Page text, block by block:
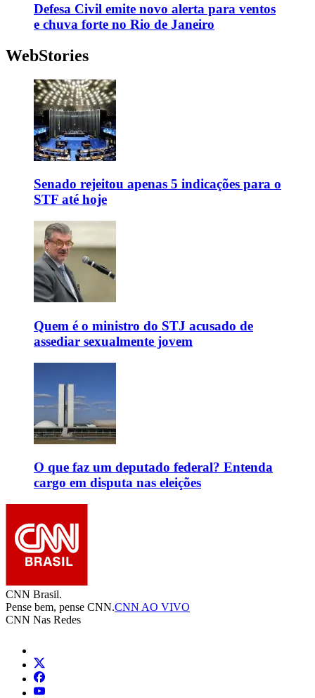
Defesa Civil emite novo alerta para ventos
e chuva forte no Rio de Janeiro
WebStories
Senado rejeitou apenas 5 indicações para o
STF até hoje
Quem é o ministro do STJ acusado de
assediar sexualmente jovem
O que faz um deputado federal? Entenda
cargo em disputa nas eleições
CNN Brasil.
Pense bem, pense CNN.CNN AO VIVO
CNN Nas Redes